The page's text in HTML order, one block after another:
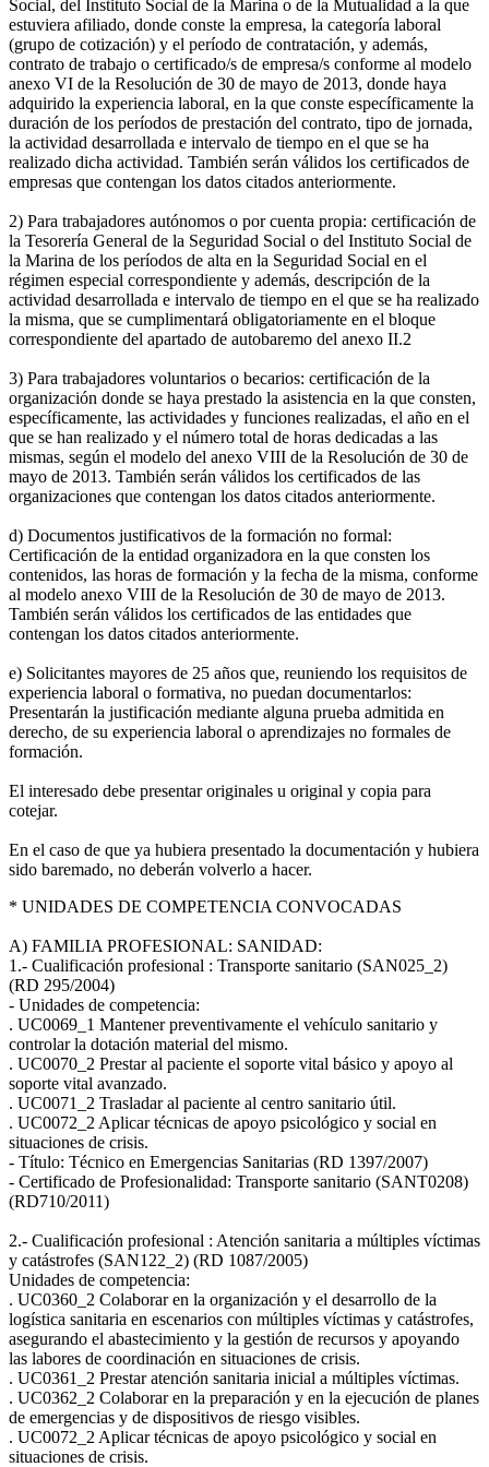
Social, del Instituto Social de la Marina o de la Mutualidad a la que
estuviera afiliado, donde conste la empresa, la categoría laboral
(grupo de cotización) y el período de contratación, y además,
contrato de trabajo o certificado/s de empresa/s conforme al modelo
anexo VI de la Resolución de 30 de mayo de 2013, donde haya
adquirido la experiencia laboral, en la que conste específicamente la
duración de los períodos de prestación del contrato, tipo de jornada,
la actividad desarrollada e intervalo de tiempo en el que se ha
realizado dicha actividad. También serán válidos los certificados de
empresas que contengan los datos citados anteriormente.
2) Para trabajadores autónomos o por cuenta propia: certificación de
la Tesorería General de la Seguridad Social o del Instituto Social de
la Marina de los períodos de alta en la Seguridad Social en el
régimen especial correspondiente y además, descripción de la
actividad desarrollada e intervalo de tiempo en el que se ha realizado
la misma, que se cumplimentará obligatoriamente en el bloque
correspondiente del apartado de autobaremo del anexo II.2
3) Para trabajadores voluntarios o becarios: certificación de la
organización donde se haya prestado la asistencia en la que consten,
específicamente, las actividades y funciones realizadas, el año en el
que se han realizado y el número total de horas dedicadas a las
mismas, según el modelo del anexo VIII de la Resolución de 30 de
mayo de 2013. También serán válidos los certificados de las
organizaciones que contengan los datos citados anteriormente.
d) Documentos justificativos de la formación no formal:
Certificación de la entidad organizadora en la que consten los
contenidos, las horas de formación y la fecha de la misma, conforme
al modelo anexo VIII de la Resolución de 30 de mayo de 2013.
También serán válidos los certificados de las entidades que
contengan los datos citados anteriormente.
e) Solicitantes mayores de 25 años que, reuniendo los requisitos de
experiencia laboral o formativa, no puedan documentarlos:
Presentarán la justificación mediante alguna prueba admitida en
derecho, de su experiencia laboral o aprendizajes no formales de
formación.
El interesado debe presentar originales u original y copia para
cotejar.
En el caso de que ya hubiera presentado la documentación y hubiera
sido baremado, no deberán volverlo a hacer.
* UNIDADES DE COMPETENCIA CONVOCADAS
A) FAMILIA PROFESIONAL: SANIDAD:
1.- Cualificación profesional : Transporte sanitario (SAN025_2)
(RD 295/2004)
- Unidades de competencia:
. UC0069_1 Mantener preventivamente el vehículo sanitario y
controlar la dotación material del mismo.
. UC0070_2 Prestar al paciente el soporte vital básico y apoyo al
soporte vital avanzado.
. UC0071_2 Trasladar al paciente al centro sanitario útil.
. UC0072_2 Aplicar técnicas de apoyo psicológico y social en
situaciones de crisis.
- Título: Técnico en Emergencias Sanitarias (RD 1397/2007)
- Certificado de Profesionalidad: Transporte sanitario (SANT0208)
(RD710/2011)
2.- Cualificación profesional : Atención sanitaria a múltiples víctimas
y catástrofes (SAN122_2) (RD 1087/2005)
Unidades de competencia:
. UC0360_2 Colaborar en la organización y el desarrollo de la
logística sanitaria en escenarios con múltiples víctimas y catástrofes,
asegurando el abastecimiento y la gestión de recursos y apoyando
las labores de coordinación en situaciones de crisis.
. UC0361_2 Prestar atención sanitaria inicial a múltiples víctimas.
. UC0362_2 Colaborar en la preparación y en la ejecución de planes
de emergencias y de dispositivos de riesgo visibles.
. UC0072_2 Aplicar técnicas de apoyo psicológico y social en
situaciones de crisis.